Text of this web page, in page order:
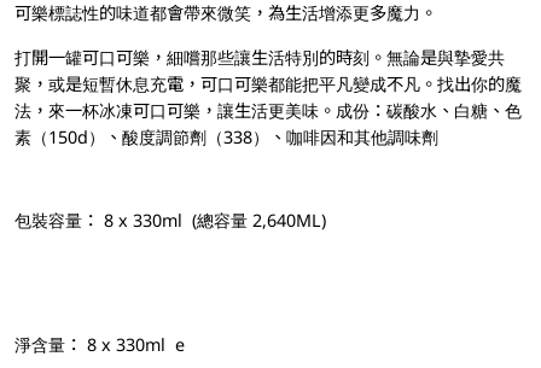
可樂標誌性的味道都會帶來微笑，為生活增添更多魔力。
打開一罐可口可樂，細嚐那些讓生活特別的時刻。無論是與摯愛共
聚，或是短暫休息充電，可口可樂都能把平凡變成不凡。找出你的魔
法，來一杯冰凍可口可樂，讓生活更美味。成份：碳酸水、白糖、色
素（150d）、酸度調節劑（338）、咖啡因和其他調味劑
包裝容量： 8 x 330ml (總容量 2,640ML)
淨含量： 8 x 330ml e